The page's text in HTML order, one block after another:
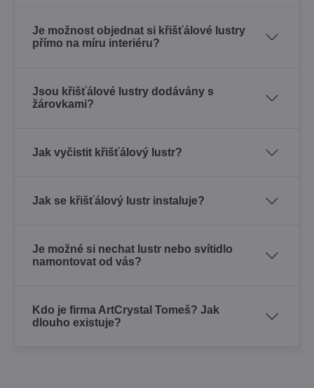
Je možnost objednat si křišťálové lustry
přímo na míru interiéru?
Jsou křišťálové lustry dodávány s
žárovkami?
Jak vyčistit křišťálový lustr?
Jak se křišťálový lustr instaluje?
Je možné si nechat lustr nebo svítidlo
namontovat od vás?
Kdo je firma ArtCrystal Tomeš? Jak
dlouho existuje?